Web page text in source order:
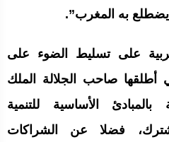
يضطلع به المغرب”.
على تسليط الضوء على
أطلقها صاحب الجلالة الملك
الأساسية للتنمية
فضلا عن الشراكات